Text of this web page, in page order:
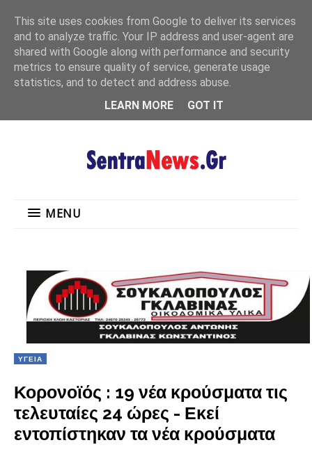
MENU
MENU
ΥΓΕΙΑ
Κορονοϊός : 19 νέα κρούσματα τις
τελευταίες 24 ώρες - Εκεί
εντοπίστηκαν τα νέα κρούσματα
This site uses cookies from Google to deliver its services
and to analyze traffic. Your IP address and user-agent are
shared with Google along with performance and security
metrics to ensure quality of service, generate usage
statistics, and to detect and address abuse.
LEARN MORE
GOT IT